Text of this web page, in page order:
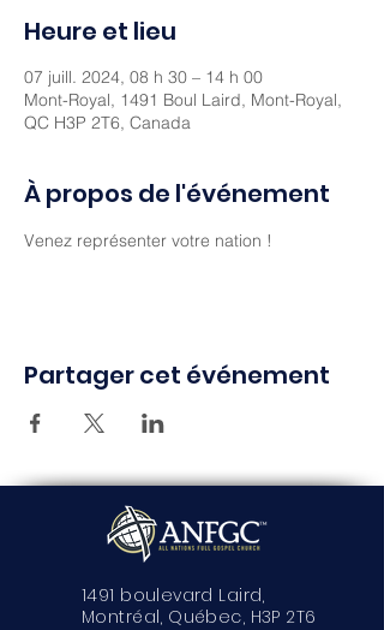
Heure et lieu
07 juill. 2024, 08 h 30 – 14 h 00
Mont-Royal, 1491 Boul Laird, Mont-Royal,
QC H3P 2T6, Canada
À propos de l'événement
Venez représenter votre nation !
Partager cet événement
1491 boulevard Laird,
Montréal, Québec, H3P 2T6